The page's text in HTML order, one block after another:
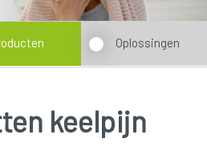
Oplossingen
keelpijn